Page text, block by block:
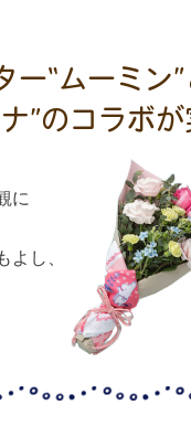
“ムーミン”
”のコラボが
に
し、